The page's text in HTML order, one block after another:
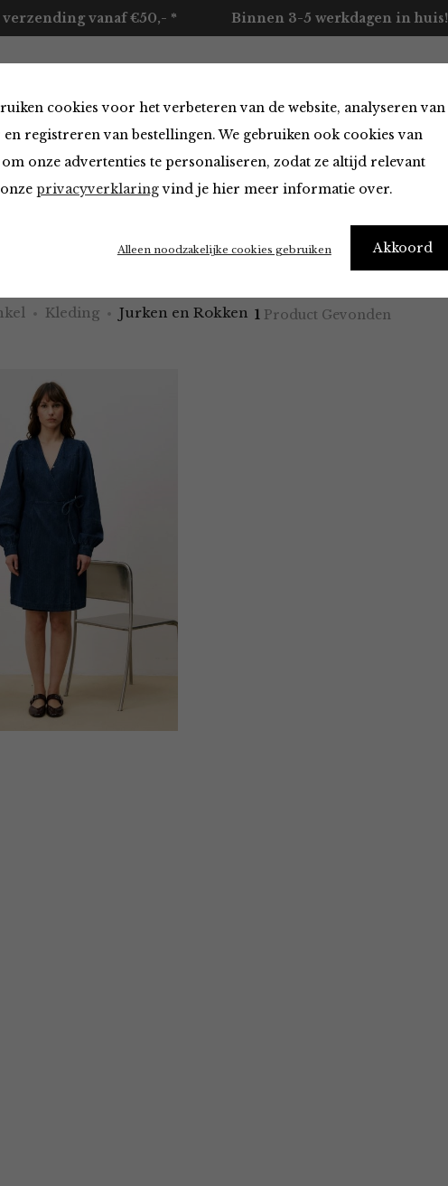
cookies voor het verbeteren van de website, analyseren van
en registreren van bestellingen. We gebruiken ook cookies van
onze advertenties te personaliseren, zodat ze altijd relevant
privacyverklaringvind je hier meer informatie over.
Akkoord
Alleen noodzakelijke cookies gebruiken
verzending vanaf €50,- * Binnen 3-5 werkdagen in huis!
Merken Over ons Contact
Rokken
Kleding Jurken en Rokken 1 Product Gevonden